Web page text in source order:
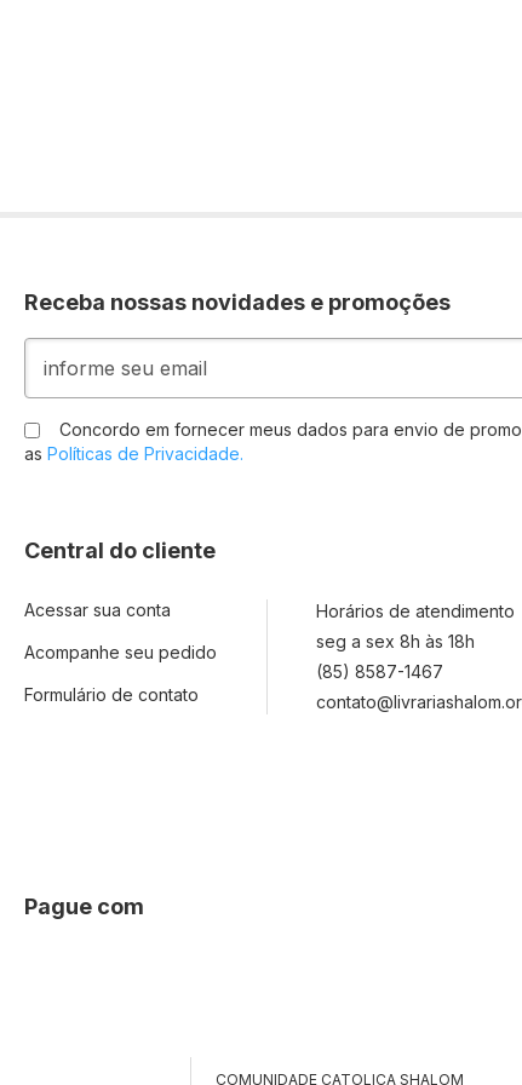
Receba nossas novidades e promoções
Inscreva-
na
nossa
Newsletter:
Concordo em fornecer meus dados para envio de
as Políticas de Privacidade.
Central do cliente
Acessar sua conta
Acompanhe seu pedido
Formulário de contato
Horários de atendimento
seg a sex 8h às 18h
(85) 8587-1467
Pague com
COMUNIDADE CATOLICA SHALOM